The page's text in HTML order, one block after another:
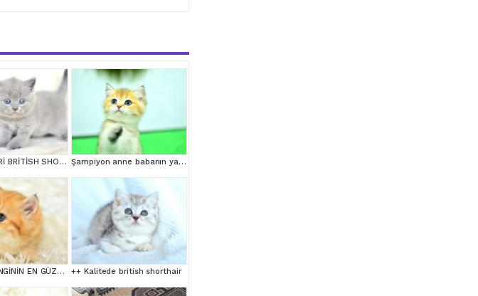
KÜT KAFA GRİ BRİTİSH SHORTHAİR YAVRULARIMIZ Şampiyon anne babanın yavrusu ny11 golden british
GOLDEN RENGİNİN EN GÜZEL TONU NY11 BRİTİSH SHORTHAİR ++ Kalitede british shorthair